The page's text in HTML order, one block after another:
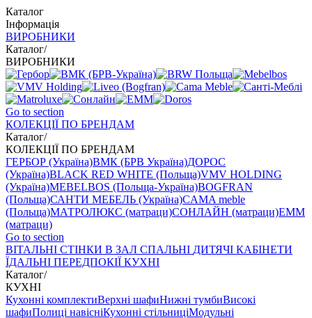
Каталог
Інформація
ВИРОБНИКИ
Каталог/
ВИРОБНИКИ
Go to section
КОЛЕКЦІЇ ПО БРЕНДАМ
Каталог/
КОЛЕКЦІЇ ПО БРЕНДАМ
ГЕРБОР (Україна)ВМК (БРВ Україна)ДОРОС
(Україна)BLACK RED WHITE (Польща)VMV HOLDING
(Україна)MEBELBOS (Польща-Україна)BOGFRAN
(Польща)САНТИ МЕБЕЛЬ (Україна)CAMA meble
(Польща)МАТРОЛЮКС (матраци)СОНЛАЙН (матраци)EMM
(матраци)
Go to section
ВIТАЛЬНI СТІНКИ В ЗАЛ СПАЛЬНІ ДИТЯЧІ КАБІНЕТИ
ЇДАЛЬНI ПЕРЕДПОКІЇ КУХНІ
Каталог/
КУХНІ
Кухонні комплектиВерхні шафиНижні тумбиВисокі
шафиПолиці навісніКухонні стільниціМодульні